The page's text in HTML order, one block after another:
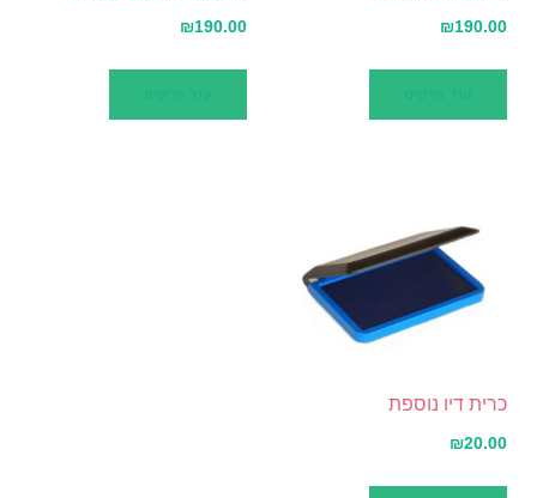
₪190.00
עוד פרטים
₪190.00
עוד פרטים
כרית דיו נוספת
₪20.00